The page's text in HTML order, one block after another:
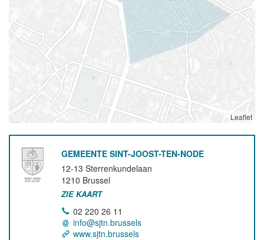
Leaflet
GEMEENTE SINT-JOOST-TEN-NODE
12-13 Sterrenkundelaan
1210 Brussel
ZIE KAART
02 220 26 11
info@sjtn.brussels
www.sjtn.brussels